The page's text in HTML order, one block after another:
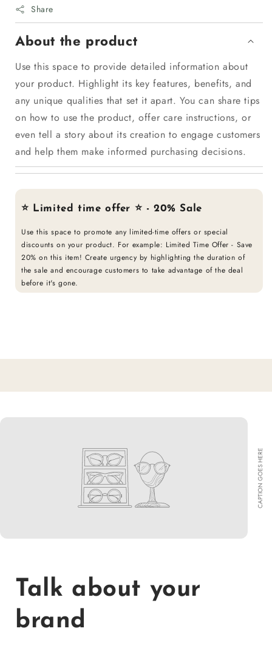
Blau
-
Ø
21
38cm
Frostfest
-
21
38cm
Frostfest
Share
About the product
Use this space to provide detailed information about
your product. Highlight its key features, benefits, and
any unique qualities that set it apart. You can share tips
on how to use the product, offer care instructions, or
even tell a story about its creation to engage customers
and help them make informed purchasing decisions.
⭐ Limited time offer ⭐ - 20% Sale
Use this space to promote any limited-time offers or special
discounts on your product. For example: Limited Time Offer - Save
20% on this item! Create urgency by highlighting the duration of
the sale and encourage customers to take advantage of the deal
before it's gone.
CAPTION GOES HERE
Talk about your
brand